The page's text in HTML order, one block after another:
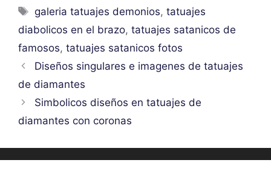
Etiquetas
galeria tatuajes demonios,tatuajes
diabolicos en el brazo, tatuajes satanicos de
famosos, tatuajes satanicos fotos
Diseños singulares e imagenes de tatuajes
de diamantes
Simbolicos diseños en tatuajes de
diamantes con coronas